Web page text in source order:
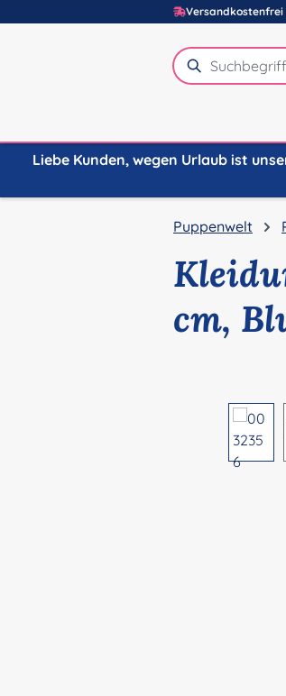
Hauptinhalt springen
Zur Suche springen
Zur Hauptnavigation springen
Versandkostenfrei
Liebe Kunden, wegen Urlaub ist
Puppenwelt
cm,